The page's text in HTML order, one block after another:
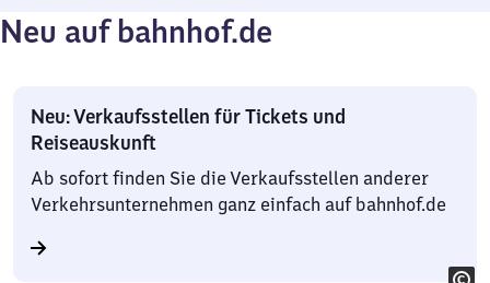
Neu auf bahnhof.de
Neu: Verkaufsstellen für Tickets und
Reiseauskunft
Ab sofort finden Sie die Verkaufsstellen anderer
Verkehrsunternehmen ganz einfach auf bahnhof.de